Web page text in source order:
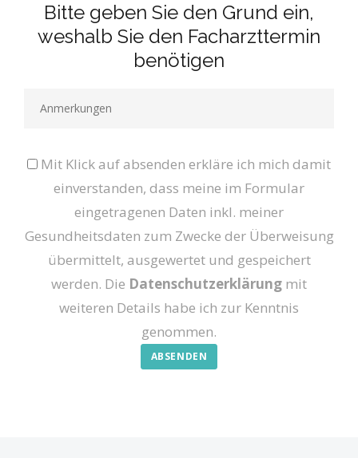
Bitte geben Sie den Grund ein,
weshalb Sie den Facharzttermin
benötigen
Mit Klick auf absenden erkläre ich mich damit
einverstanden, dass meine im Formular
eingetragenen Daten inkl. meiner
Gesundheitsdaten zum Zwecke der Überweisung
übermittelt, ausgewertet und gespeichert
werden. Die Datenschutzerklärung mit
weiteren Details habe ich zur Kenntnis
genommen.